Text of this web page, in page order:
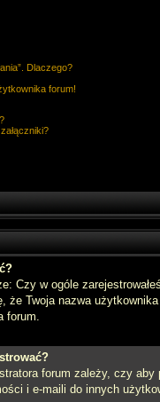
Dlaczego?
forum!
Czy w ogóle
że Twoja nazwa
forum.
forum zależy, czy
i e-maili do innych